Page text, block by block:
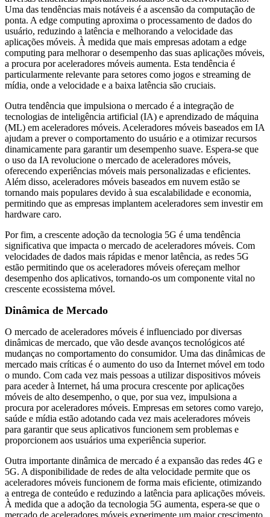
Uma das tendências mais notáveis ​​é a ascensão da computação de
ponta. A edge computing aproxima o processamento de dados do
usuário, reduzindo a latência e melhorando a velocidade das
aplicações móveis. À medida que mais empresas adotam a edge
computing para melhorar o desempenho das suas aplicações móveis,
a procura por aceleradores móveis aumenta. Esta tendência é
particularmente relevante para setores como jogos e streaming de
mídia, onde a velocidade e a baixa latência são cruciais.
Outra tendência que impulsiona o mercado é a integração de
tecnologias de inteligência artificial (IA) e aprendizado de máquina
(ML) em aceleradores móveis. Aceleradores móveis baseados em IA
ajudam a prever o comportamento do usuário e a otimizar recursos
dinamicamente para garantir um desempenho suave. Espera-se que
o uso da IA ​​revolucione o mercado de aceleradores móveis,
oferecendo experiências móveis mais personalizadas e eficientes.
Além disso, aceleradores móveis baseados em nuvem estão se
tornando mais populares devido à sua escalabilidade e economia,
permitindo que as empresas implantem aceleradores sem investir em
hardware caro.
Por fim, a crescente adoção da tecnologia 5G é uma tendência
significativa que impacta o mercado de aceleradores móveis. Com
velocidades de dados mais rápidas e menor latência, as redes 5G
estão permitindo que os aceleradores móveis ofereçam melhor
desempenho dos aplicativos, tornando-os um componente vital no
crescente ecossistema móvel.
Dinâmica de Mercado
O mercado de aceleradores móveis é influenciado por diversas
dinâmicas de mercado, que vão desde avanços tecnológicos até
mudanças no comportamento do consumidor. Uma das dinâmicas de
mercado mais críticas é o aumento do uso da Internet móvel em todo
o mundo. Com cada vez mais pessoas a utilizar dispositivos móveis
para aceder à Internet, há uma procura crescente por aplicações
móveis de alto desempenho, o que, por sua vez, impulsiona a
procura por aceleradores móveis. Empresas em setores como varejo,
saúde e mídia estão adotando cada vez mais aceleradores móveis
para garantir que seus aplicativos funcionem sem problemas e
proporcionem aos usuários uma experiência superior.
Outra importante dinâmica de mercado é a expansão das redes 4G e
5G. A disponibilidade de redes de alta velocidade permite que os
aceleradores móveis funcionem de forma mais eficiente, otimizando
a entrega de conteúdo e reduzindo a latência para aplicações móveis.
À medida que a adoção da tecnologia 5G aumenta, espera-se que o